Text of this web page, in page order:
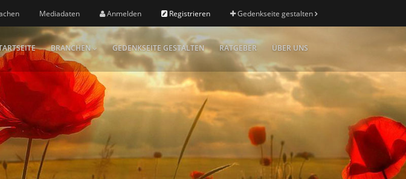
Mediadaten Anmelden Registrieren Gedenkseite gestalten
BRANCHEN GEDENKSEITE GESTALTEN RATGEBER ÜBER UNS